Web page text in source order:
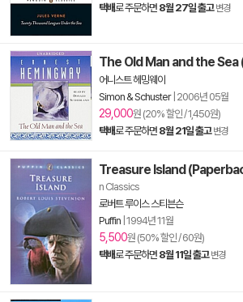
택배로 주문하면 8월 27일 출고 변경
The Old Man and the Sea
어니스트 헤밍웨이
Simon & Schuster| 2006년 05월
29,000원 (20% 할인 / 1,450원)
택배로 주문하면 8월 21일 출고 변경
Treasure Island
n Classics
로버트 루이스 스티븐슨
Puffin 1994년 11월
5,500원 (50% 할인 / 60원)
택배로 주문하면 8월 11일 출고 변경